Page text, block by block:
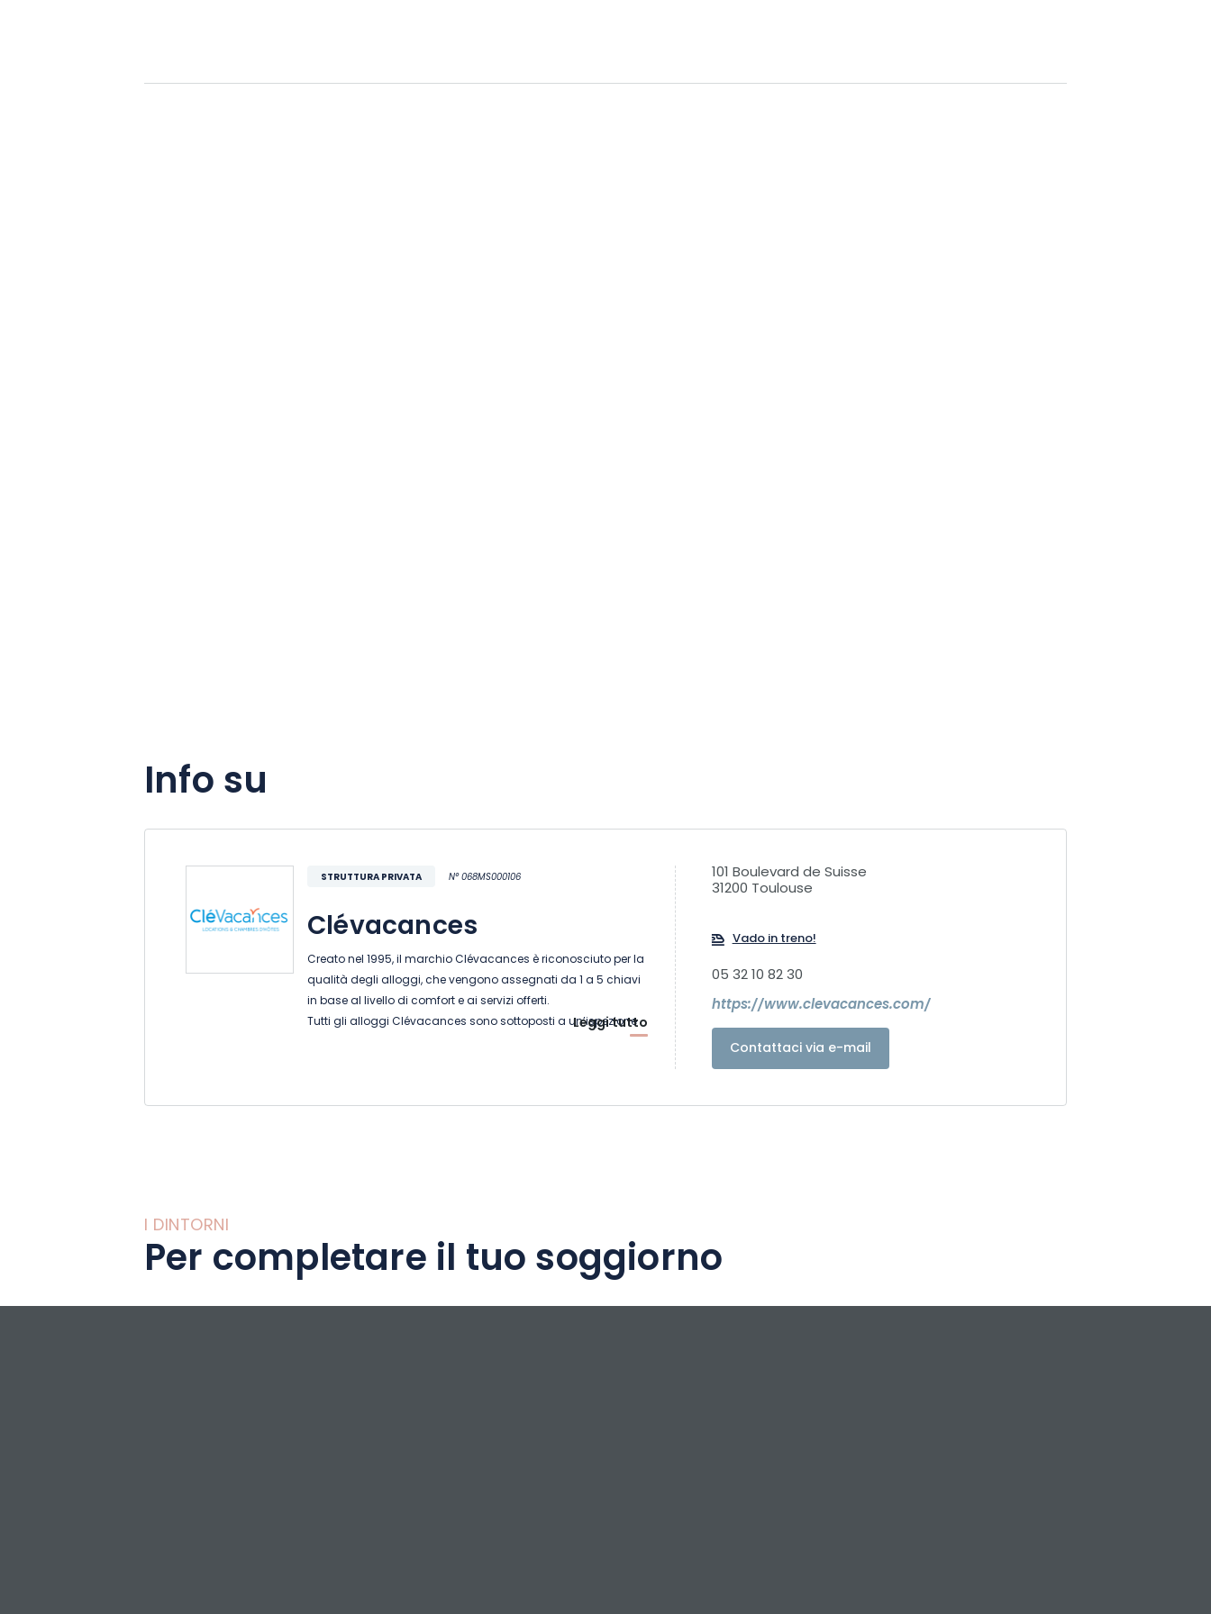
Info su
STRUTTURA PRIVATA N° 068MS000106
Clévacances
Creato nel 1995, il marchio Clévacances è riconosciuto per la
qualità degli alloggi, che vengono assegnati da 1 a 5 chiavi
in base al livello di comfort e ai servizi offerti.
Tutti gli alloggi Clévacances sono sottoposti a un’ispezione
garantire la sicurezza e la soddisfazione dei nostri
Leggi tutto
101 Boulevard de Suisse
31200 Toulouse
Vado in treno!
05 32 10 82 30
https://www.clevacances.com/
Contattaci via e-mail
I DINTORNI
Per completare il tuo soggiorno